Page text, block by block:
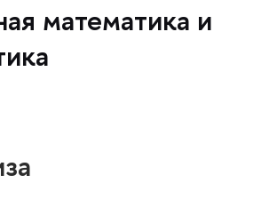
математика и